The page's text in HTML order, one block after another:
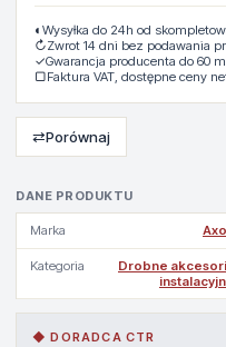
DANE PRODUKTU
Marka
Kategoria
Drobne
◆ DORADCA CTR
◐ Wysyłka do 24h od
↻Zwrot 14 dni bez podawania
✓Gwarancja producenta do 60
▢Faktura VAT, dostępne ceny
⇄Porównaj